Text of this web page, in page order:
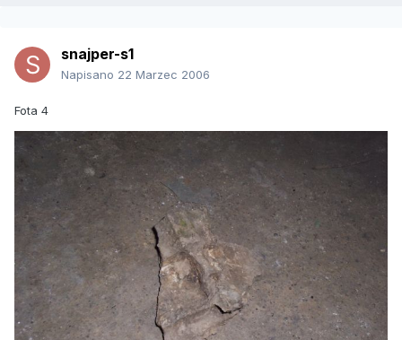
snajper-s1
Napisano 22 Marzec 2006
Fota 4